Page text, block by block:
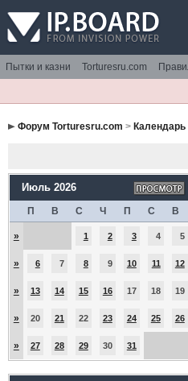
Пытки и казни Torturesru.com
Форум Torturesru.com > Календарь
Июль 2026
П В С Ч П С В
» 1 2 3 4 5
» 6 7 8 9 10 11 12
» 13 14 15 16 17 18 19
» 20 21 22 23 24 25 26
» 27 28 29 30 31